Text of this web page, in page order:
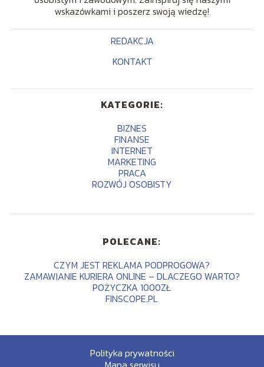
wskazówkami i poszerz swoją wiedzę!
REDAKCJA
KONTAKT
KATEGORIE:
BIZNES
FINANSE
INTERNET
MARKETING
PRACA
ROZWÓJ OSOBISTY
POLECANE:
CZYM JEST REKLAMA PODPROGOWA?
ZAMAWIANIE KURIERA ONLINE – DLACZEGO WARTO?
POŻYCZKA 1000ZŁ
FINSCOPE.PL
Polityka prywatności